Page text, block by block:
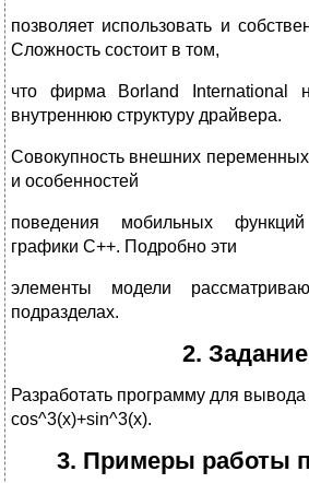
позволяет использовать и
Сложность состоит в том,
что фирма Borland International
внутреннюю структуру драйвера.
Совокупность внешних
и особенностей
поведения мобильных
графики С++. Подробно эти
элементы модели
подразделах.
2. Задание
Разработать программу для
cos^3(x)+sin^3(x).
3. Примеры работы